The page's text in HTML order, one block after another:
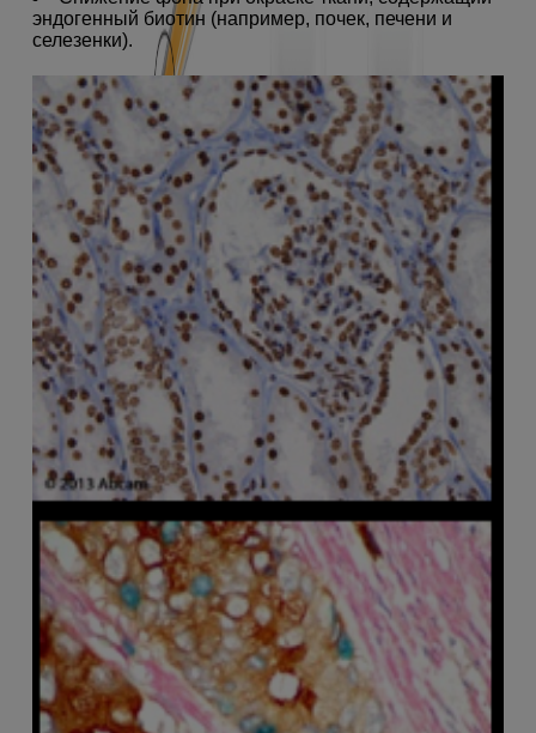
эндогенный биотин (например, почек, печени и
селезенки).